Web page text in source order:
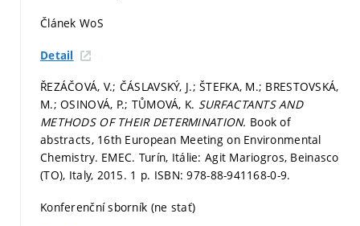
Článek WoS
Detail
ŘEZÁČOVÁ, V.; ČÁSLAVSKÝ, J.; ŠTEFKA, M.; BRESTOVSKÁ,
M.; OSINOVÁ, P.; TŮMOVÁ, K. SURFACTANTS AND
METHODS OF THEIR DETERMINATION. Book of
abstracts, 16th European Meeting on Environmental
Chemistry. EMEC. Turín, Itálie: Agit Mariogros, Beinasco
(TO), Italy, 2015. 1 p. ISBN: 978-88-941168-0-9.
Konferenční sborník (ne stať)